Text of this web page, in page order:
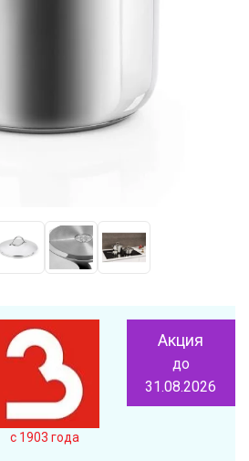
c 1903 года
Акция
до
31.08.2026